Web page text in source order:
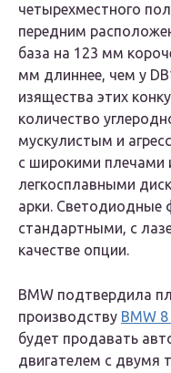
четырехместного
передним
база на 123 мм
мм длиннее, чем у
изящества этих
количество
мускулистым и
с широкими
легкосплавными
арки. Светодиодные
стандартными, с
качестве опции.
BMW подтвердила
производству BMW 8
будет продавать
двигателем с двумя